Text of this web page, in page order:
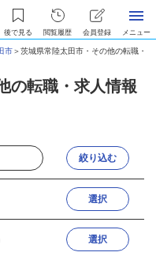
後で見る 閲覧履歴 会員登録 メニュー
市＞茨城県常陸太田市・その他の転職・求
の転職・求人情報
絞り込む
選択
選択